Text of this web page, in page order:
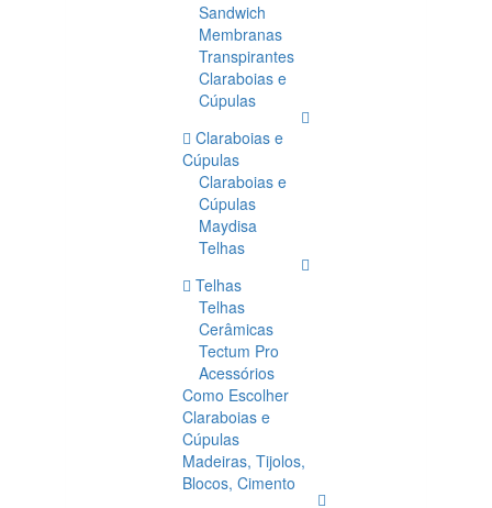
Sandwich
Membranas
Transpirantes
Claraboias e
Cúpulas
Claraboias e
Cúpulas
Claraboias e
Cúpulas
Maydisa
Telhas
Telhas
Telhas
Cerâmicas
Tectum Pro
Acessórios
Como Escolher
Claraboias e
Cúpulas
Madeiras, Tijolos,
Blocos, Cimento